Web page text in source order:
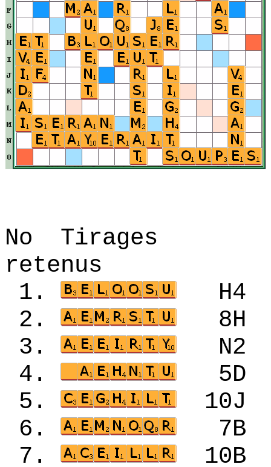
No Tirages
retenus
1.
2.
3.
4.
5.
6.
7.